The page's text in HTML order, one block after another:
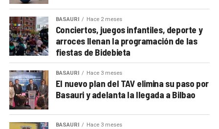
BASAURI Hace 2 meses
Conciertos, juegos infantiles, deporte y
arroces llenan la programación de las
fiestas de Bidebieta
BASAURI Hace 3 meses
El nuevo plan del TAV elimina su paso por
Basauri y adelanta la llegada a Bilbao
BASAURI Hace 3 meses